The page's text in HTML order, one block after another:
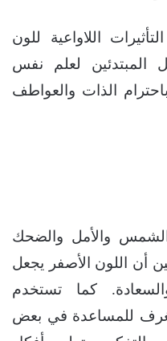
اللاواعية للون
المبتدئين لعلم نفس
الذات والعواطف
الشمس والأمل والضحك
أن اللون الأصفر يجعل
كما تستخدم
للمساعدة في بعض